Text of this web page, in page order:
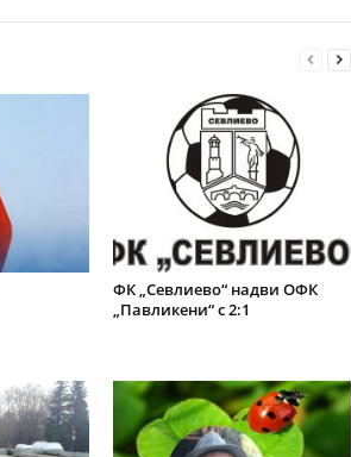
ФК „Севлиево“ надви ОФК
„Павликени“ с 2:1